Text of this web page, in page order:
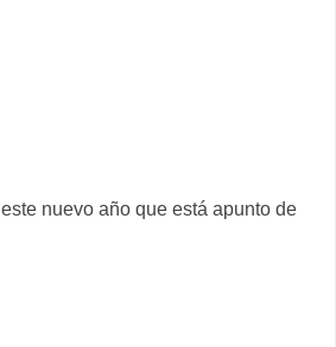
nuevo año que está apunto de